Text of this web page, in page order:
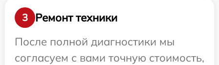
3
Ремонт техники
После полной диагностики мы
согласуем с вами точную стоимость,